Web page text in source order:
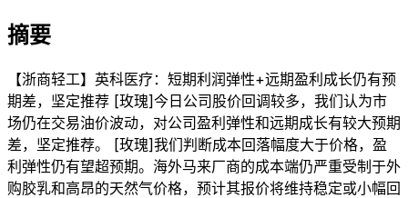
摘要
【浙商轻工】英科医疗：短期利润弹性+远期盈利成长仍有预
期差，坚定推荐 [玫瑰]今日公司股价回调较多，我们认为市
场仍在交易油价波动，对公司盈利弹性和远期成长有较大预期
差，坚定推荐。 [玫瑰]我们判断成本回落幅度大于价格，盈
利弹性仍有望超预期。海外马来厂商的成本端仍严重受制于外
购胶乳和高昂的天然气价格，预计其报价将维持稳定或小幅回